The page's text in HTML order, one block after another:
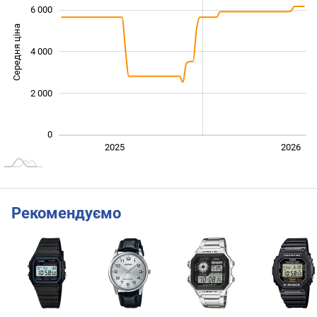
Середня ціна 1 000
0
2 000
4 000
6 000
2026
2025
Рекомендуємо